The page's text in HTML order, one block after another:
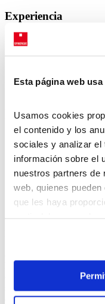
Esta página web
Usamos cookies
el contenido y los
sociales y analizar el
información sobre el
nuestros partners de
web, quienes
que les haya
“Permitir todas las
estrictamente
cookies necesarias”
presta su
Experiencia
Especializaciones
Premios y certificaciones
Encuentra
Synergie
Synergie España
(selección, trabajo
Humanos y outosurcin) y
para que
¿Cómo puedo
En Synergie, encontrar
Primero, crea una cuenta
disponibles en Aranjuez
según tu perfil y
a las ofertas de empleo